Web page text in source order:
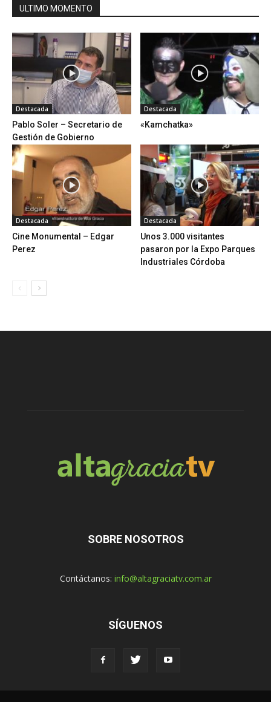
ULTIMO MOMENTO
Destacada
Pablo Soler – Secretario de
Gestión de Gobierno
Destacada
«Kamchatka»
Destacada
Cine Monumental – Edgar
Perez
Destacada
Unos 3.000 visitantes
pasaron por la Expo Parques
Industriales Córdoba
SOBRE NOSOTROS
Contáctanos: info@altagraciatv.com.ar
SÍGUENOS